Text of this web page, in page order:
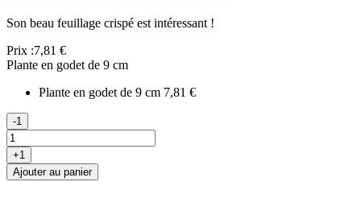
Son beau feuillage crispé est intéressant !
Prix :7,81 €
Plante en godet de 9 cm
Plante en godet de 9 cm 7,81 €
-1
+1
Ajouter au panier